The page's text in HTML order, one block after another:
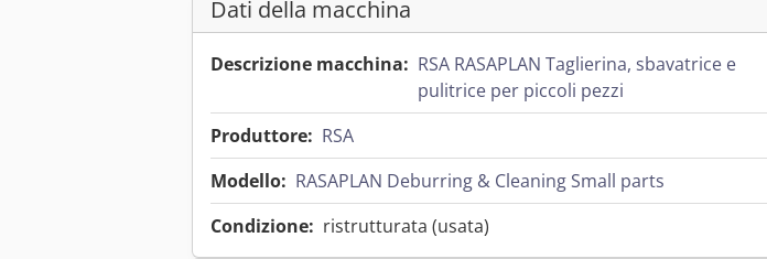
Dati della macchina
Descrizione macchina: RSA RASAPLAN Taglierina, sbavatrice e
pulitrice per piccoli pezzi
Produttore: RSA
Modello: RASAPLAN Deburring & Cleaning Small parts
Condizione: ristrutturata (usata)